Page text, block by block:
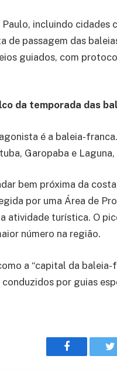
incluindo cidades
de passagem das
guiados, com
da temporada das
é a baleia-
Garopaba e
bem próxima da
por uma Área de
atividade turística. O
número na região.
a “capital da
por guias
Facebook